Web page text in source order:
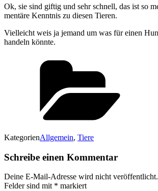
Ok, sie sind gif­tig und sehr schnell, das ist so
men­tä­re Kennt­nis zu die­sen Tieren.
Viel­leicht weis ja jemand um was für einen
han­deln könnte.
KategorienAllgemein, Tiere
Schreibe einen Kommentar
Deine E-Mail-Adresse wird nicht veröffentlicht.
Felder sind mit * markiert